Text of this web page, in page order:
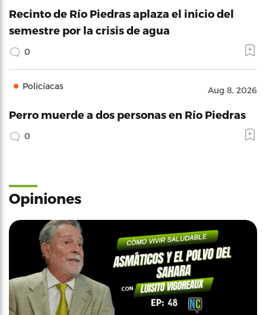
Recinto de Río Piedras aplaza el inicio del
semestre por la crisis de agua
0
Policíacas Aug 8, 2026
Perro muerde a dos personas en Río Piedras
0
Opiniones